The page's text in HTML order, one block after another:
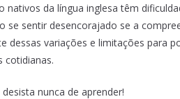
nativos da língua inglesa têm
se sentir desencorajado se a
dessas variações e limitações para
cotidianas.
nunca de aprender!